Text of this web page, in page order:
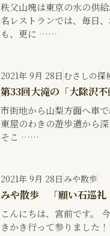
秩父山塊は東京の水の供
名レストランでは、毎日
も、更に ……
2021年 9月 28日 むさしの探
第33回大滝の「大除沢
市街地から山梨方面へ車
東屋のわきの遊歩道から
そこ ……
2021年 9月 28日 みや散歩
みや散歩 「願い石巡礼
こんにちは、宮前です。
きかき行って参りました